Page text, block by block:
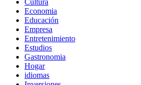
Cultura
Economia
Educación
Empresa
Entretenimiento
Estudios
Gastronomia
Hogar
idiomas